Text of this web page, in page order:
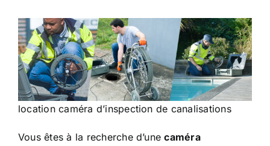
location caméra d’inspection de canalisations
Vous êtes à la recherche d’unecaméra